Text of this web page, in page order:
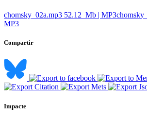
chomsky_02a.mp3 52.12 Mb | MP3
MP3
Compartir
Impacte